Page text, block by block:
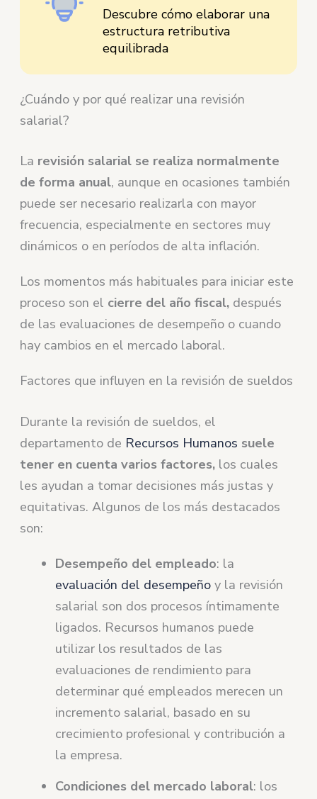
Descubre cómo elaborar una
estructura retributiva
equilibrada
¿Cuándo y por qué realizar una revisión
salarial?
La revisión salarial se realiza normalmente
de forma anual, aunque en ocasiones también
puede ser necesario realizarla con mayor
frecuencia, especialmente en sectores muy
dinámicos o en períodos de alta inflación.
Los momentos más habituales para iniciar este
proceso son el cierre del año fiscal, después
de las evaluaciones de desempeño o cuando
hay cambios en el mercado laboral.
Factores que influyen en la revisión de sueldos
Durante la revisión de sueldos, el
departamento de Recursos Humanos suele
tener en cuenta varios factores, los cuales
les ayudan a tomar decisiones más justas y
equitativas. Algunos de los más destacados
son:
Desempeño del empleado: la
evaluación del desempeño y la revisión
salarial son dos procesos íntimamente
ligados. Recursos humanos puede
utilizar los resultados de las
evaluaciones de rendimiento para
determinar qué empleados merecen un
incremento salarial, basado en su
crecimiento profesional y contribución a
la empresa.
Condiciones del mercado laboral: los